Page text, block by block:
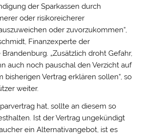
der Sparkassen durch
oder risikoreicherer
oder zuvorzukommen“,
Finanzexperte der
„Zusätzlich droht Gefahr,
auch noch pauschal den Verzicht auf
bisherigen Vertrag erklären sollen“, so
weiter.
hat, sollte an diesem so
Ist der Vertrag ungekündigt
ein Alternativangebot, ist es